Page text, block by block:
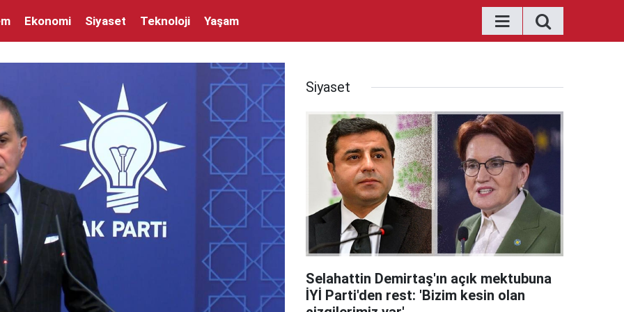
Ekonomi Siyaset Teknoloji Yaşam
Siyaset
Selahattin Demirtaş'ın açık mektubuna
İYİ Parti'den rest: 'Bizim kesin olan